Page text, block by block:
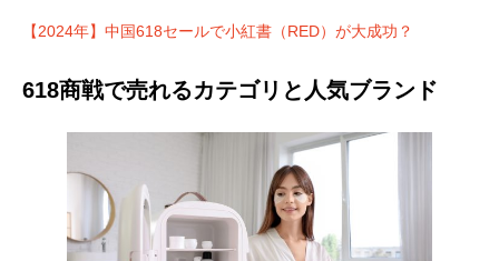
【2024年】中国618セールで小紅書（RED）が大成功？
618商戦で売れるカテゴリと人気ブランド